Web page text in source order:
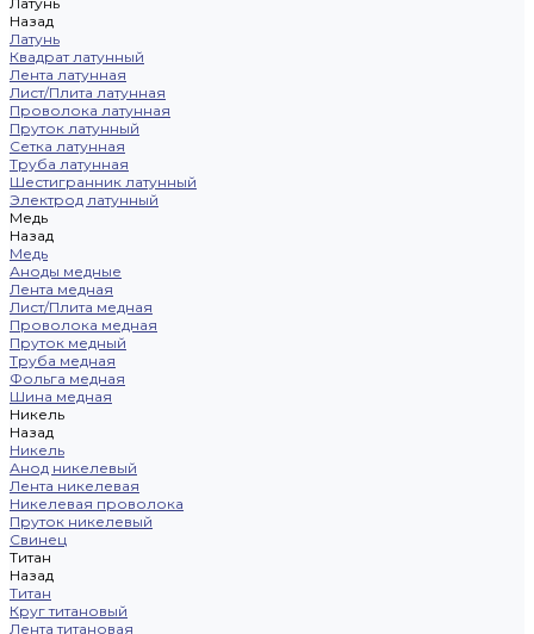
Назад
Латунь
Квадрат латунный
Лента латунная
Лист/Плита латунная
Проволока латунная
Пруток латунный
Сетка латунная
Труба латунная
Шестигранник латунный
Электрод латунный
Медь
Назад
Медь
Аноды медные
Лента медная
Лист/Плита медная
Проволока медная
Пруток медный
Труба медная
Фольга медная
Шина медная
Никель
Назад
Никель
Анод никелевый
Лента никелевая
Никелевая проволока
Пруток никелевый
Свинец
Титан
Назад
Титан
Круг титановый
Лента титановая